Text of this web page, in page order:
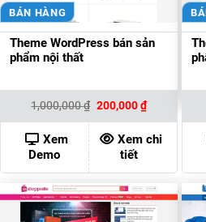
BÁN HÀNG
Theme WordPress bán sản
phẩm nội thất
1,000,000₫ Giá
là:
1,000,000 ₫.
200,000₫Giá
hiện
tại
là:
200,000 ₫.
Xem
Demo
Xem chi
tiết